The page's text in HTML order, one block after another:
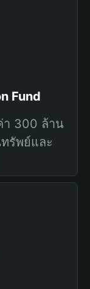
Fund
า 300 ล้าน
รัพย์และ